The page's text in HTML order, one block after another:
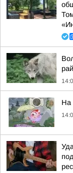
На